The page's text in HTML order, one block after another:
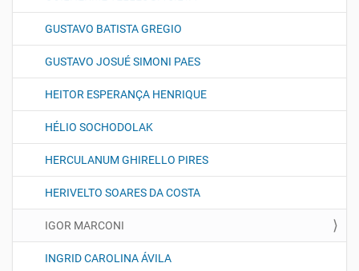
GUSTAVO BATISTA GREGIO
GUSTAVO JOSUÉ SIMONI PAES
HEITOR ESPERANÇA HENRIQUE
HÉLIO SOCHODOLAK
HERCULANUM GHIRELLO PIRES
HERIVELTO SOARES DA COSTA
IGOR MARCONI
INGRID CAROLINA ÁVILA